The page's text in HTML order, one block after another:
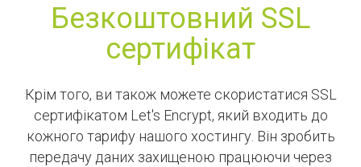
Безкоштовний SSL
сертифікат
Крім того, ви також можете скористатися SSL
сертифікатом Let's Encrypt, який входить до
кожного тарифу нашого хостингу. Він зробить
передачу даних захищеною працюючи через